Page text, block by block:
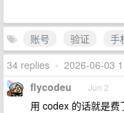
账号 验证
手
34 replies • 2026-06-03
flycodeu Jun 2
用 codex 的话就是